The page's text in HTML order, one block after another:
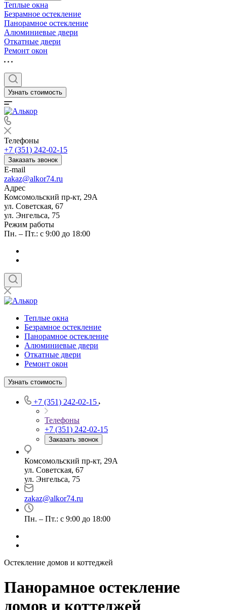
Теплые окна
Безрамное остекление
Панорамное остекление
Алюминиевые двери
Откатные двери
Ремонт окон
Узнать стоимость
Телефоны
+7 (351) 242-02-15
Заказать звонок
E-mail
zakaz@alkor74.ru
Адрес
Комсомольский пр-кт, 29А
ул. Советская, 67
ул. Энгельса, 75
Режим работы
Пн. – Пт.: с 9:00 до 18:00
Теплые окна
Безрамное остекление
Панорамное остекление
Алюминиевые двери
Откатные двери
Ремонт окон
Узнать стоимость
+7 (351) 242-02-15
Телефоны
+7 (351) 242-02-15
Заказать звонок
Комсомольский пр-кт, 29А
ул. Советская, 67
ул. Энгельса, 75
zakaz@alkor74.ru
Пн. – Пт.: с 9:00 до 18:00
Остекление домов и коттеджей
Панорамное остекление
домов и коттеджей